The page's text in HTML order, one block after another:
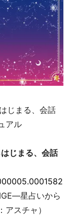
じまる、会話
アル
じまる、会話
星占いから
スチャ）